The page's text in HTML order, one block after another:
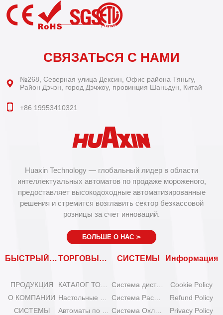
Huaxin Technology — глобальный лидер в области
интеллектуальных автоматов по продаже мороженого,
предоставляет высокодоходные автоматизированные
решения и стремится возглавить сектор безкассовой
розницы за счет инноваций.
БОЛЬШЕ О НАС ➣
БЫСТРЫЙ ВХОД
ПРОДУКЦИЯ
О КОМПАНИИ
СИСТЕМЫ
ТОРГОВЫЕ АВТОМАТЫ СИСТЕМЫ Информация
Cookie Policy
Refund Policy
Privacy Policy
СВЯЗАТЬСЯ С НАМИ
№268, Северная улица Дексин, Офис района Тяньгу,
Район Дэчэн, город Дэчжоу, провинция Шаньдун, Китай
+86 19953410321